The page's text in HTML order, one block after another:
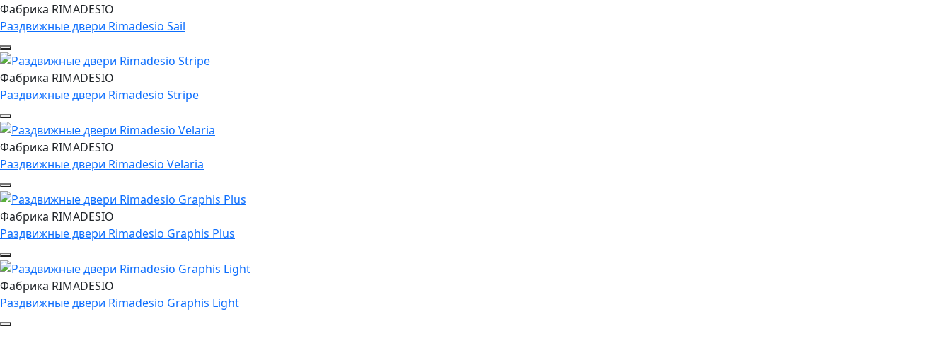
Фабрика RIMADESIO
Раздвижные двери Rimadesio Sail
Фабрика RIMADESIO
Раздвижные двери Rimadesio Stripe
Фабрика RIMADESIO
Раздвижные двери Rimadesio Velaria
Фабрика RIMADESIO
Раздвижные двери Rimadesio Graphis Plus
Фабрика RIMADESIO
Раздвижные двери Rimadesio Graphis Light